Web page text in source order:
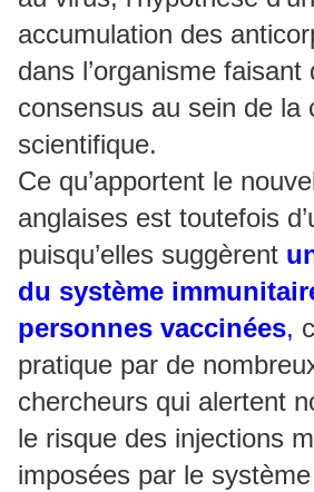
accumulation des
dans l’organisme faisant
consensus au sein de la
scientifique.
Ce qu’apportent le
anglaises est toutefois
puisqu’elles suggèrent
du système
personnes vaccinées,
pratique par de
chercheurs qui alertent
le risque des injections
imposées par le